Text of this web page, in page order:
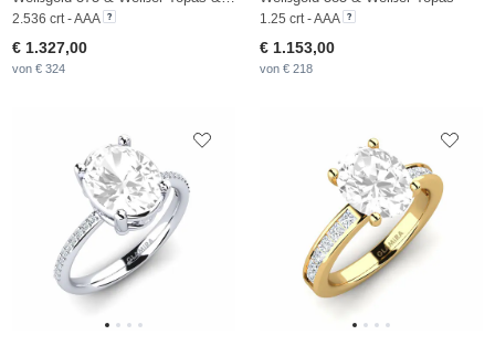
2.536 crt - AAA
€ 1.327,00
von € 324
1.25 crt - AAA
€ 1.153,00
von € 218